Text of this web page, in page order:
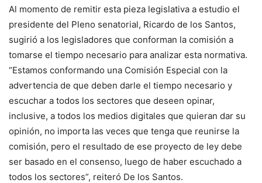
Al momento de remitir esta pieza legislativa a estudio el
presidente del Pleno senatorial, Ricardo de los Santos,
sugirió a los legisladores que conforman la comisión a
tomarse el tiempo necesario para analizar esta normativa.
“Estamos conformando una Comisión Especial con la
advertencia de que deben darle el tiempo necesario y
escuchar a todos los sectores que deseen opinar,
inclusive, a todos los medios digitales que quieran dar su
opinión, no importa las veces que tenga que reunirse la
comisión, pero el resultado de ese proyecto de ley debe
ser basado en el consenso, luego de haber escuchado a
todos los sectores”, reiteró De los Santos.